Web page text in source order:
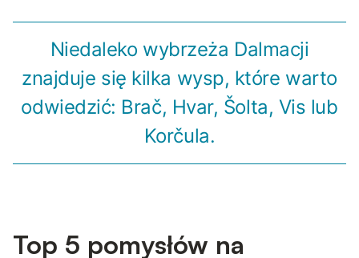
Niedaleko wybrzeża Dalmacji
znajduje się kilka wysp, które warto
odwiedzić: Brač, Hvar, Šolta, Vis lub
Korčula.
Top 5 pomysłów na